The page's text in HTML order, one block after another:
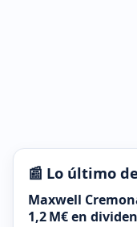
📰 Lo último
Maxwell
1,2 M€ en